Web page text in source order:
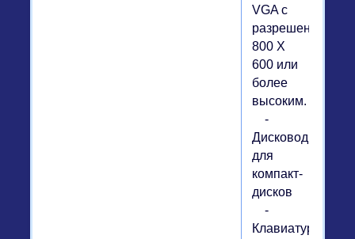
VGA с
разрешением
800 X
600 или
более
высоким.
-
Дисковод
для
компакт-
дисков
-
Клавиатура